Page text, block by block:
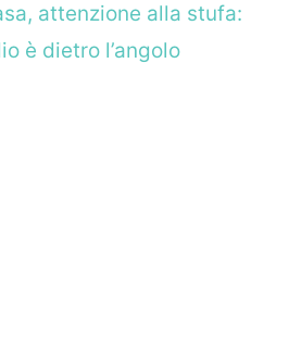
attenzione alla stufa:
è dietro l’angolo